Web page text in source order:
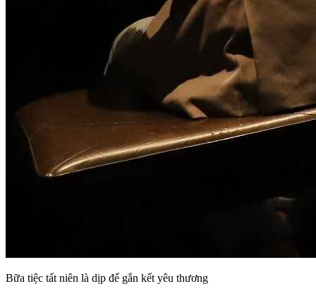
Bữa tiệc tất niên là dịp để gắn kết yêu thương